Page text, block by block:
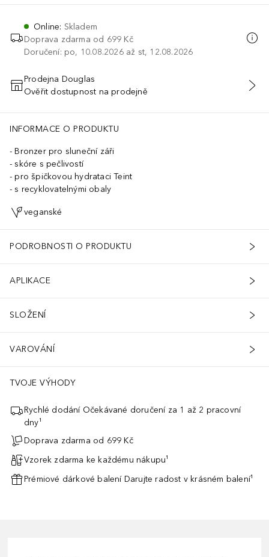
Online: Skladem
Doprava zdarma od 699 Kč
Doručení: po, 10.08.2026 až st, 12.08.2026
PŘIDAT DO KOŠÍKU
Prodejna Douglas
Ověřit dostupnost na prodejně
INFORMACE O PRODUKTU
Bronzer pro sluneční záři
skóre s pečlivostí
pro špičkovou hydrataci Teint
s recyklovatelnými obaly
veganské
PODROBNOSTI O PRODUKTU
APLIKACE
SLOŽENÍ
VAROVÁNÍ
TVOJE VÝHODY
Rychlé dodání Očekávané doručení za 1 až 2 pracovní
dny¹
Doprava zdarma od 699 Kč
Vzorek zdarma ke každému nákupu¹
Prémiové dárkové balení Darujte radost v krásném balení¹